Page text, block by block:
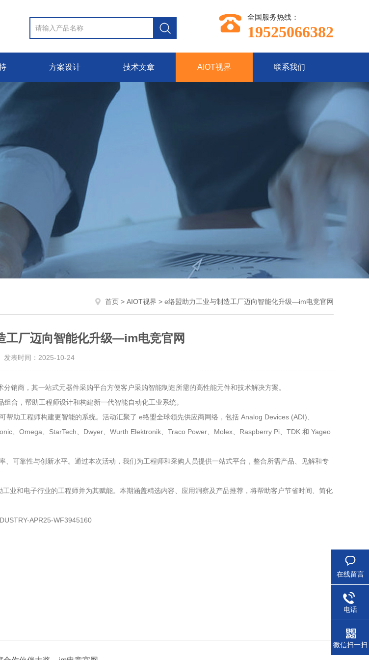
全国服务热线：
19525066382
方案设计 技术文章 AIOT视界 联系我们
首页 > AIOT视界 > e络盟助力工业与制造工厂迈向智能化升级—im电竞官网
工厂迈向智能化升级—im电竞官网
发表时间：2025-10-24
商，其一站式元器件采购平台方便客户采购智能制造所需的高性能元件和技术解决方案。
合，帮助工程师设计和构建新一代智能自动化工业系统。
助工程师构建更智能的系统。活动汇聚了 e络盟全球领先供应商网络，包括 Analog Devices (ADI)、
、Omega、StarTech、Dwyer、Wurth Elektronik、Traco Power、Molex、Raspberry Pi、TDK 和 Yageo
可靠性与创新水平。通过本次活动，我们为工程师和采购人员提供一站式平台，整合所需产品、见解和专
业和电子行业的工程师并为其赋能。本期涵盖精选内容、应用洞察及产品推荐，将帮助客户节省时间、简化
APR25-WF3945160
在线留言
电话
微信扫一扫